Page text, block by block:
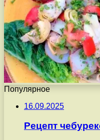
Популярное
16.09.2025
Рецепт